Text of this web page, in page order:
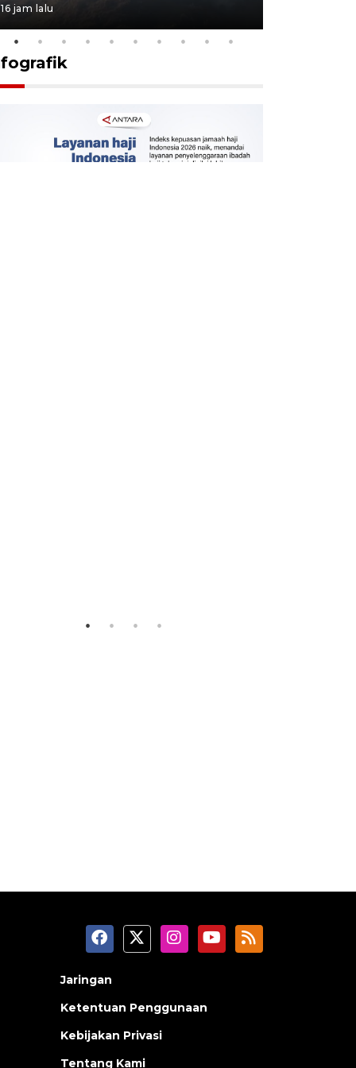
16 jam lalu
Jaringan
Ketentuan Penggunaan
Kebijakan Privasi
Tentang Kami